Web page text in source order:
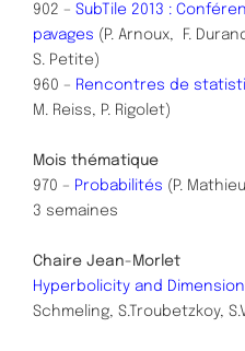
902 – SubTile 2013 :
pavages (P. Arnoux, F.
S. Petite)
960 – Rencontres de
M. Reiss, P. Rigolet)
Mois thématique
970 – Probabilités (P.
3 semaines
Chaire Jean-Morlet
Hyperbolicity and Dimension
Schmeling, S.Troubetzkoy,